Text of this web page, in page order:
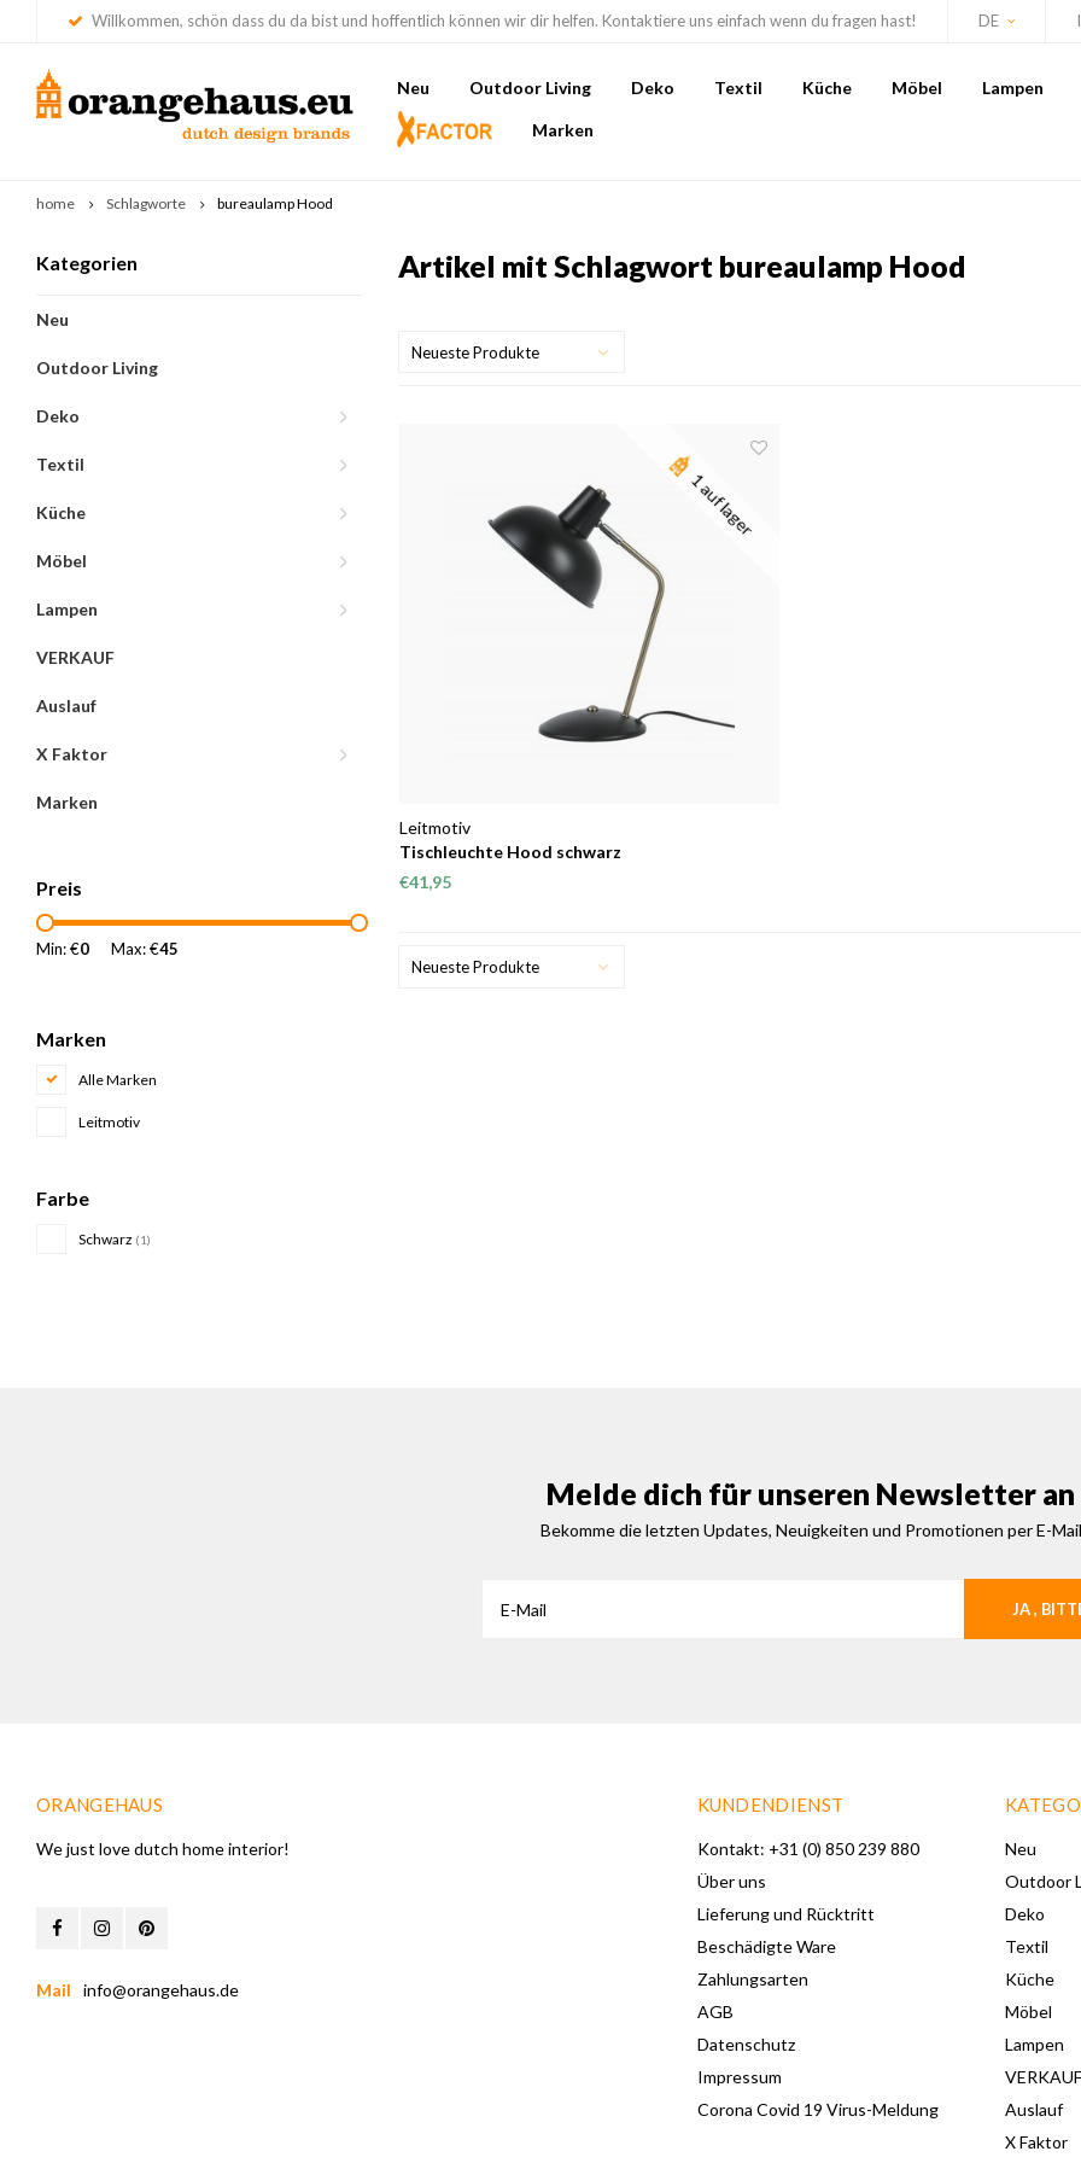
Willkommen, schön dass du da bist und hoffentlich können wir dir helfen. Kontaktiere uns einfach wenn du fragen hast! DE
Neu Outdoor Living Deko Textil Küche Möbel Lampen
Marken
home Schlagworte bureaulamp Hood
Kategorien
Neu
Outdoor Living
Deko
Textil
Küche
Möbel
Lampen
VERKAUF
Auslauf
X Faktor
Marken
Preis
Min: €0 Max: €45
Marken
Alle Marken
Leitmotiv
Farbe
Schwarz (1)
Artikel mit Schlagwort bureaulamp Hood
Neueste Produkte
1 auf lager
Leitmotiv
Tischleuchte Hood schwarz
€41,95
Neueste Produkte
Melde dich für unseren Newsletter an
Bekomme die letzten Updates, Neuigkeiten und Promotionen per E-Mail
JA ,
ORANGEHAUS
We just love dutch home interior!
Mail info@orangehaus.de
KUNDENDIENST
Kontakt: +31 (0) 850 239 880
Über uns
Lieferung und Rücktritt
Beschädigte Ware
Zahlungsarten
AGB
Datenschutz
Impressum
Corona Covid 19 Virus-Meldung
Neu
Outdoor
Deko
Textil
Küche
Möbel
Lampen
VERKAUF
Auslauf
X Faktor